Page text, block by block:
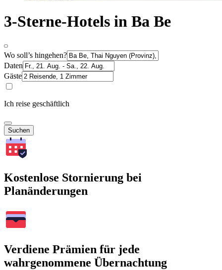
3-Sterne-Hotels in Ba Be
Wo soll’s hingehen?
Daten
Gäste
Ich reise geschäftlich
Suchen
Kostenlose Stornierung bei
Planänderungen
Verdiene Prämien für jede
wahrgenommene Übernachtung